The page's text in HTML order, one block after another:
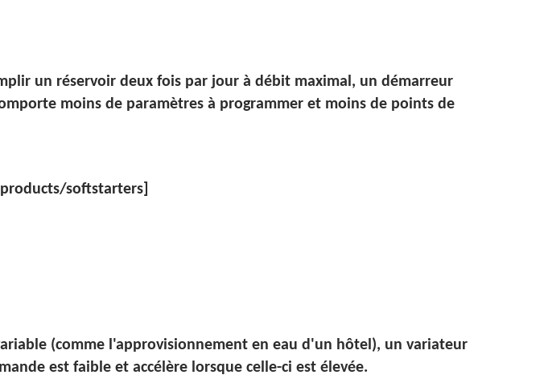
un réservoir deux fois par jour à débit maximal, un démarreur
moins de paramètres à programmer et moins de points de
softstarters]
(comme l'approvisionnement en eau d'un hôtel), un variateur
est faible et accélère lorsque celle-ci est élevée.